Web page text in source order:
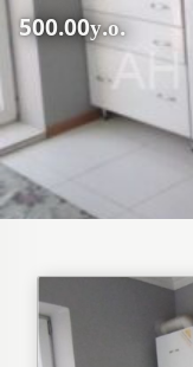
500.00у.о.